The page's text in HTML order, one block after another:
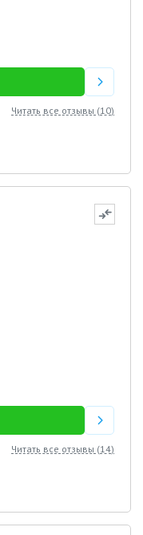
Читать все отзывы (10)
Читать все отзывы (14)